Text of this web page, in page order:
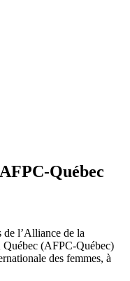
Québec
de l’Alliance de la
(AFPC-Québec)
des femmes, à